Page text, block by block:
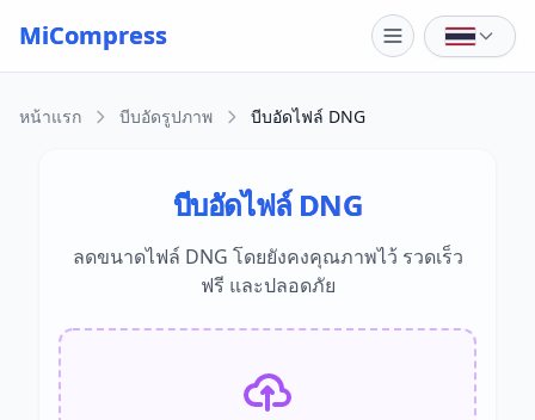
Skip to main content
MiCompress
หน้าแรก บีบอัดรูปภาพ บีบอัดไฟล์ DNG
บีบอัดไฟล์ DNG
ลดขนาดไฟล์ DNG โดยยังคงคุณภาพไว้ รวดเร็ว
ฟรี และปลอดภัย